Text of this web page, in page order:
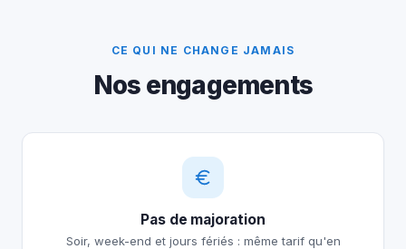
CE QUI NE CHANGE JAMAIS
Nos engagements
Pas de majoration
Soir, week-end et jours fériés : même tarif qu'en